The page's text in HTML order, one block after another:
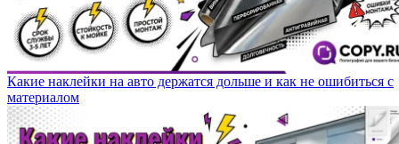
Какие наклейки на авто держатся дольше и как не ошибиться с
материалом